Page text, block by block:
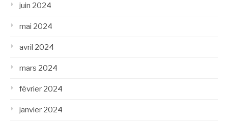
juin 2024
mai 2024
avril 2024
mars 2024
février 2024
janvier 2024